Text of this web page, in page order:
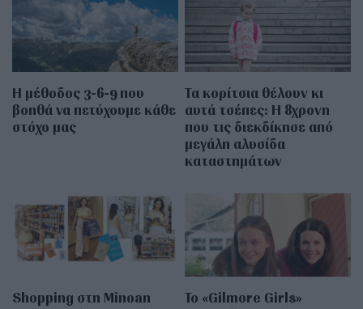
Η μέθοδος 3-6-9 που
βοηθά να πετύχουμε κάθε
στόχο μας
Τα κορίτσια θέλουν κι
αυτά τσέπες: Η 8χρονη
που τις διεκδίκησε από
μεγάλη αλυσίδα
καταστημάτων
Shopping στη Minoan
Το «Gilmore Girls»